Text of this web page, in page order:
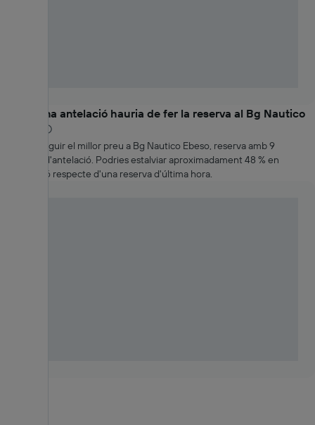
Amb quina antelació hauria de fer la reserva al Bg Nautico
Per aconseguir el millor preu a Bg Nautico Ebeso, reserva amb 9
setmanes d'antelació. Podries estalviar aproximadament 48 % en
comparació respecte d'una reserva d'última hora.